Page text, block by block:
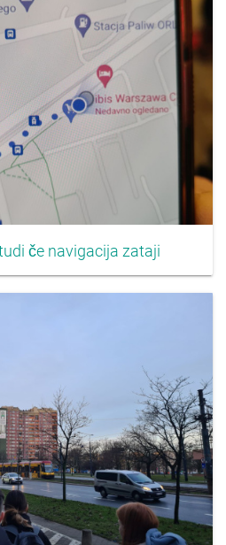
če navigacija zataji